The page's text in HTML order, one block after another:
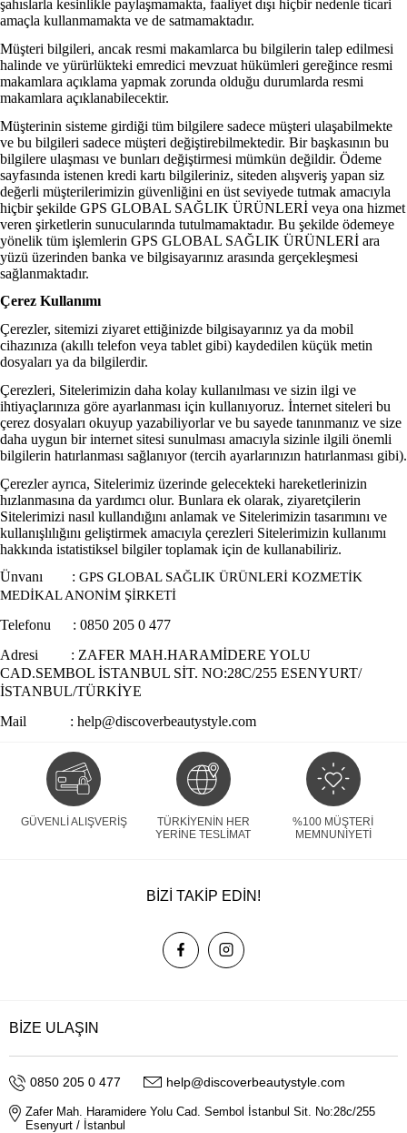
şahıslarla kesinlikle paylaşmamakta, faaliyet dışı hiçbir nedenle ticari
amaçla kullanmamakta ve de satmamaktadır.
Müşteri bilgileri, ancak resmi makamlarca bu bilgilerin talep edilmesi
halinde ve yürürlükteki emredici mevzuat hükümleri gereğince resmi
makamlara açıklama yapmak zorunda olduğu durumlarda resmi
makamlara açıklanabilecektir.
Müşterinin sisteme girdiği tüm bilgilere sadece müşteri ulaşabilmekte
ve bu bilgileri sadece müşteri değiştirebilmektedir. Bir başkasının bu
bilgilere ulaşması ve bunları değiştirmesi mümkün değildir. Ödeme
sayfasında istenen kredi kartı bilgileriniz, siteden alışveriş yapan siz
değerli müşterilerimizin güvenliğini en üst seviyede tutmak amacıyla
hiçbir şekilde GPS GLOBAL SAĞLIK ÜRÜNLERİ veya ona hizmet
veren şirketlerin sunucularında tutulmamaktadır. Bu şekilde ödemeye
yönelik tüm işlemlerin GPS GLOBAL SAĞLIK ÜRÜNLERİ ara
yüzü üzerinden banka ve bilgisayarınız arasında gerçekleşmesi
sağlanmaktadır.
Çerez Kullanımı
Çerezler, sitemizi ziyaret ettiğinizde bilgisayarınız ya da mobil
cihazınıza (akıllı telefon veya tablet gibi) kaydedilen küçük metin
dosyaları ya da bilgilerdir.
Çerezleri, Sitelerimizin daha kolay kullanılması ve sizin ilgi ve
ihtiyaçlarınıza göre ayarlanması için kullanıyoruz. İnternet siteleri bu
çerez dosyaları okuyup yazabiliyorlar ve bu sayede tanınmanız ve size
daha uygun bir internet sitesi sunulması amacıyla sizinle ilgili önemli
bilgilerin hatırlanması sağlanıyor (tercih ayarlarınızın hatırlanması gibi).
Çerezler ayrıca, Sitelerimiz üzerinde gelecekteki hareketlerinizin
hızlanmasına da yardımcı olur. Bunlara ek olarak, ziyaretçilerin
Sitelerimizi nasıl kullandığını anlamak ve Sitelerimizin tasarımını ve
kullanışlılığını geliştirmek amacıyla çerezleri Sitelerimizin kullanımı
hakkında istatistiksel bilgiler toplamak için de kullanabiliriz.
Ünvanı : GPS GLOBAL SAĞLIK ÜRÜNLERİ KOZMETİK
MEDİKAL ANONİM ŞİRKETİ
Telefonu : 0850 205 0 477
Adresi : ZAFER MAH.HARAMİDERE YOLU
CAD.SEMBOL İSTANBUL SİT. NO:28C/255 ESENYURT/
İSTANBUL/TÜRKİYE
Mail : help@discoverbeautystyle.com
GÜVENLI ALIŞVERIŞ
TÜRKIYENIN HER
YERINE TESLIMAT
%100 MÜŞTERI
MEMNUNIYETI
BİZİ TAKİP EDİN!
BİZE ULAŞIN
0850 205 0 477 help@discoverbeautystyle.com
Zafer Mah. Haramidere Yolu Cad. Sembol İstanbul Sit. No:28c/255
Esenyurt / İstanbul